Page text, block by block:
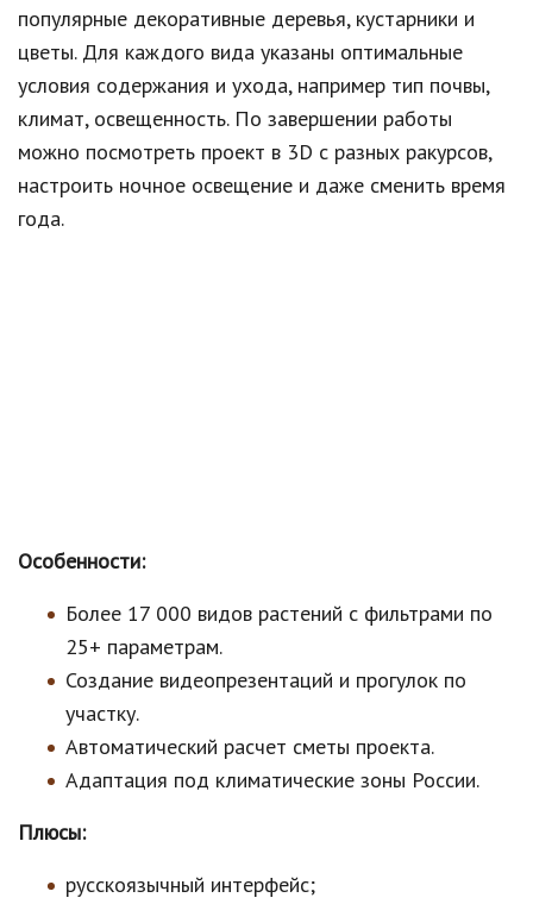
популярные декоративные деревья, кустарники и
цветы. Для каждого вида указаны оптимальные
условия содержания и ухода, например тип почвы,
климат, освещенность. По завершении работы
можно посмотреть проект в 3D с разных ракурсов,
настроить ночное освещение и даже сменить время
года.
Особенности:
Более 17 000 видов растений с фильтрами по
25+ параметрам.
Создание видеопрезентаций и прогулок по
участку.
Автоматический расчет сметы проекта.
Адаптация под климатические зоны России.
Плюсы:
русскоязычный интерфейс;